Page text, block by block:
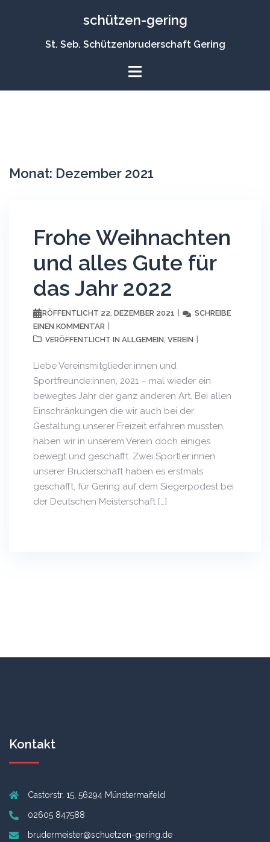
schützen-gering
St. Seb. Schützenbruderschaft Gering
Monat: Dezember 2021
Frohe Weihnachten
und alles Gute für
das Jahr 2022
VERÖFFENTLICHT 22. DEZEMBER 2021
SCHREIBE
EINEN KOMMENTAR
VERÖFFENTLICHT IN ALLGEMEIN, VEREIN
Liebe Vereinsmitglieder:innen und
Sportfreunde:innen, 2021 – mal wieder ein
bewegtes Jahr der ganz anderen Art. Bei allen
Einschränkungen die wir auch bei der
Gestaltung unserer Freizeit erfahren mussten,
haben wir in unserem Verein doch einiges
bewegt und geschafft. Zwei Sportler:innen
unserer Bruderschaft haben es erstmals
geschafft, für Gering auf dem Siegerpodest bei
der Deutschen Meisterschaft […]
Kontakt
Castorstr. 15, 56294 Münstermaifeld
02605 847588
brudermeister@schuetzen-gering.de